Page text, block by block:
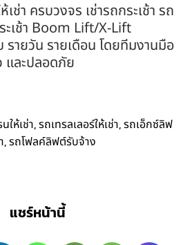
เช่า ครบวงจร เช่ารถกระเช้า รถ
เช้า Boom Lift/X-Lift
ายวัน รายเดือน โดยทีมงานมือ
และปลอดภัย
ให้เช่า,รถเทรลเลอร์ให้เช่า,รถเอ็กซ์ลิฟ
,รถโฟลค์ลิฟต์รับจ้าง
แชร์หน้านี้